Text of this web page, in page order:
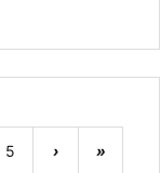
5 › »